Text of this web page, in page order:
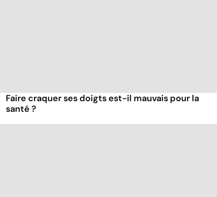
Faire craquer ses doigts est-il mauvais pour la
santé ?